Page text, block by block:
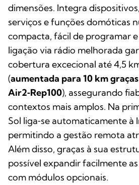
dimensões. Integra
serviços e funções domóticas
compacta, fácil de programar
ligação via rádio melhorada
cobertura excecional até 4,5
(aumentada para 10 km
Air2‑Rep100), assegurando
contextos mais amplos. Na
Sol liga‑se automaticamente à
permitindo a gestão remota
Além disso, graças à sua
possível expandir facilmente
com módulos opcionais.